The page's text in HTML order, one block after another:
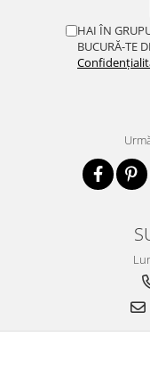
HAI ÎN
BUCURĂ-TE